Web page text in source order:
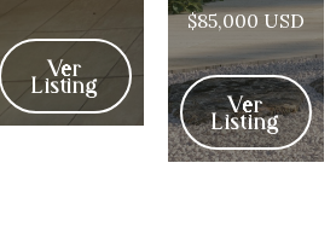
Ver
Listing
$85,000 USD
Ver
Listing